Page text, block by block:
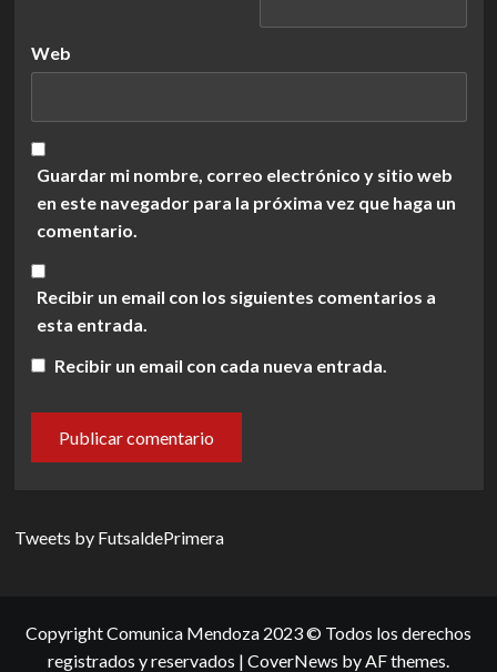
Web
Guardar mi nombre, correo electrónico y sitio web
en este navegador para la próxima vez que haga un
comentario.
Recibir un email con los siguientes comentarios a
esta entrada.
Recibir un email con cada nueva entrada.
Tweets by FutsaldePrimera
Copyright Comunica Mendoza 2023 © Todos los derechos
registrados y reservados | CoverNews by AF themes.